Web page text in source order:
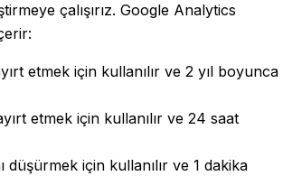
çalışırız. Google Analytics
etmek için kullanılır ve 2 yıl boyunca
ayırt etmek için kullanılır ve 24 saat
düşürmek için kullanılır ve 1 dakika